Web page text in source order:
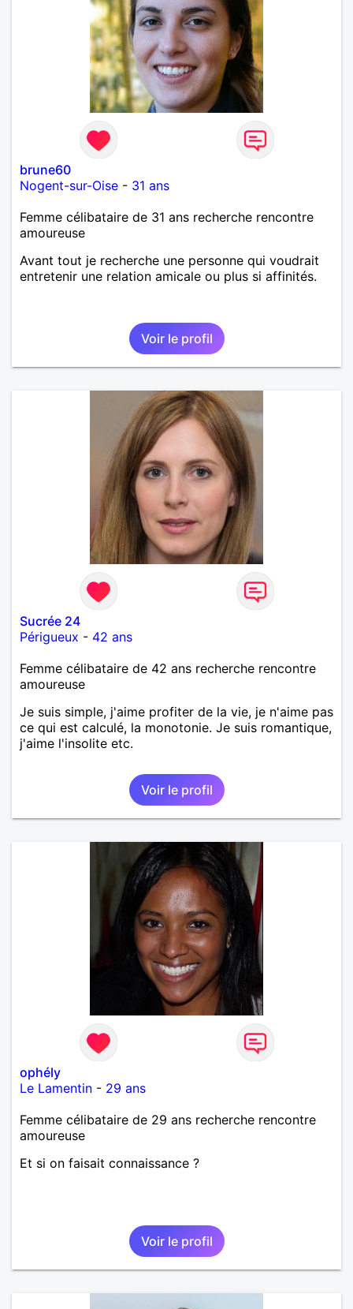
brune60
Nogent-sur-Oise - 31 ans
Femme célibataire de 31 ans recherche rencontre
amoureuse
Avant tout je recherche une personne qui voudrait
entretenir une relation amicale ou plus si affinités.
Voir le profil
Sucrée 24
Périgueux - 42 ans
Femme célibataire de 42 ans recherche rencontre
amoureuse
Je suis simple, j'aime profiter de la vie, je n'aime pas
ce qui est calculé, la monotonie. Je suis romantique,
j'aime l'insolite etc.
Voir le profil
ophély
Le Lamentin - 29 ans
Femme célibataire de 29 ans recherche rencontre
amoureuse
Et si on faisait connaissance ?
Voir le profil